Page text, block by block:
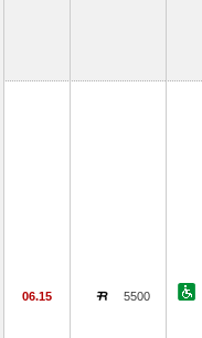
06.15 5500